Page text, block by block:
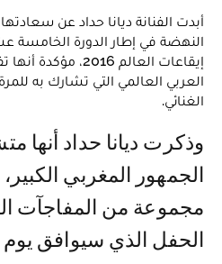
أبدت الفنانة ديانا حداد عن
النهضة في إطار الدورة الخامسة
إيقاعات العالم 2016،
العربي العالمي التي تشارك به
الغنائي.
وذكرت ديانا حداد أنها متشوقة لمقابلة
الجمهور المغربي
مجموعة من المفاجآت
الحفل الذي سيوافق يوم 20 ماي